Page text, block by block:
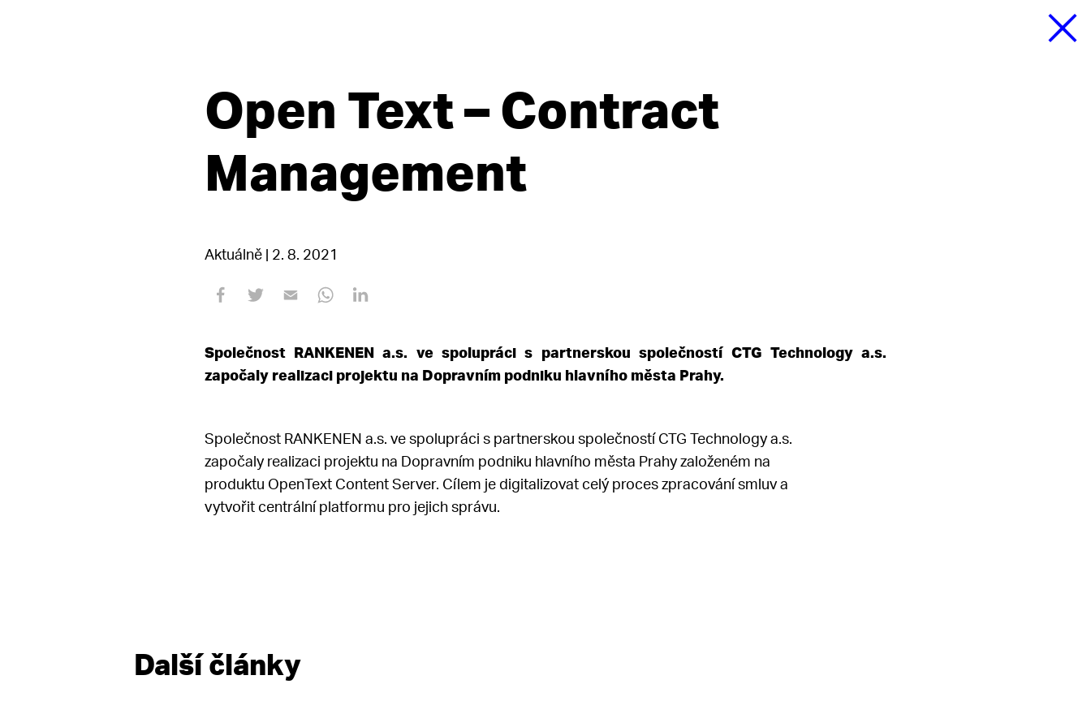
Open Text – Contract
Management
Aktuálně | 2. 8. 2021
Společnost RANKENEN a.s. ve spolupráci s partnerskou společností CTG Technology a.s.
započaly realizaci projektu na Dopravním podniku hlavního města Prahy.
Společnost RANKENEN a.s. ve spolupráci s partnerskou společností CTG Technology a.s.
započaly realizaci projektu na Dopravním podniku hlavního města Prahy založeném na
produktu OpenText Content Server. Cílem je digitalizovat celý proces zpracování smluv a
vytvořit centrální platformu pro jejich správu.
Další články